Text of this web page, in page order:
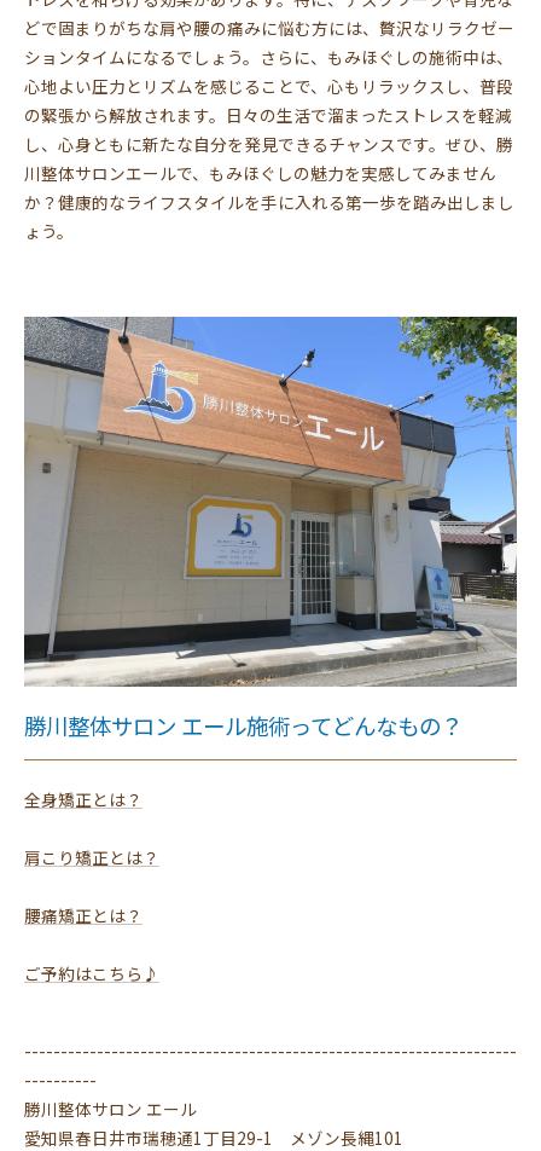
どで固まりがちな肩や腰の痛みに悩む方には、贅沢なリラクゼー
ションタイムになるでしょう。さらに、もみほぐしの施術中は、
心地よい圧力とリズムを感じることで、心もリラックスし、普段
の緊張から解放されます。日々の生活で溜まったストレスを軽減
し、心身ともに新たな自分を発見できるチャンスです。ぜひ、勝
川整体サロンエールで、もみほぐしの魅力を実感してみません
か？健康的なライフスタイルを手に入れる第一歩を踏み出しまし
ょう。
勝川整体サロン エール施術ってどんなもの？
全身矯正とは？
肩こり矯正とは？
腰痛矯正とは？
ご予約はこちら♪
--------------------------------------------------------------------
----------
勝川整体サロン エール
愛知県春日井市瑞穂通1丁目29-1 メゾン長縄101